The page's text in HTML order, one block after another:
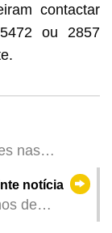
contactar
ou 2857
nas
notícia
de